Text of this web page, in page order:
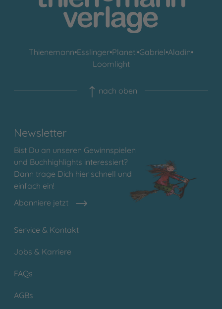
Thienemann•Esslinger•Planet!•Gabriel•Aladin•
Loomlight
nach oben
Newsletter
Bist Du an unseren Gewinnspielen
und Buchhighlights interessiert?
Dann trage Dich hier schnell und
einfach ein!
Abonniere jetzt
Service & Kontakt
Jobs & Karriere
FAQs
AGBs